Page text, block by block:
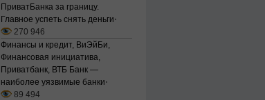
ПриватБанка за границу.
Главное успеть снять деньги⋅
270 946
Финансы и кредит, ВиЭйБи,
Финансовая инициатива,
Приватбанк, ВТБ Банк —
наиболее уязвимые банки⋅
89 494